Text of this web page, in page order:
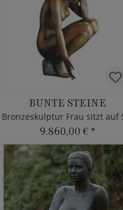
BUNTE STEINE
9.860,00 € *